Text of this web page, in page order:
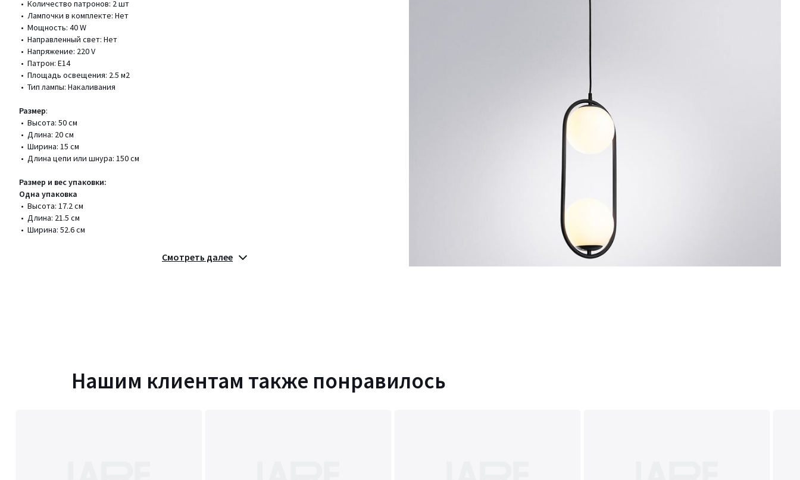
• Количество патронов: 2 шт
• Лампочки в комплекте: Нет
• Мощность: 40 W
• Направленный свет: Нет
• Напряжение: 220 V
• Патрон: E14
• Площадь освещения: 2.5 м2
• Тип лампы: Накаливания
Размер:
• Высота: 50 см
• Длина: 20 см
• Ширина: 15 см
• Длина цепи или шнура: 150 см
Размер и вес упаковки:
Одна упаковка
• Высота: 17.2 см
• Длина: 21.5 см
• Ширина: 52.6 см
Срок возврата - 14 дней. Гарантия 1 год.Смотреть далее
Нашим клиентам также понравилось